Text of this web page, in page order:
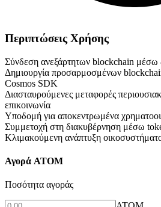
Περιπτώσεις Χρήσης
Σύνδεση ανεξάρτητων blockchain μέσω
Δημιουργία προσαρμοσμένων
Cosmos SDK
Διασταυρούμενες μεταφορές
επικοινωνία
Υποδομή για αποκεντρωμένα
Συμμετοχή στη διακυβέρνηση μέσω
Κλιμακούμενη ανάπτυξη
Αγορά ATOM
Ποσότητα αγοράς